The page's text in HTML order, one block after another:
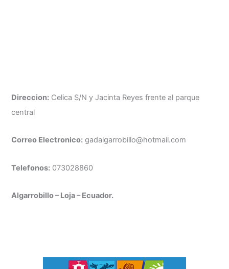
Direccion: Celica S/N y Jacinta Reyes frente al parque
central
Correo Electronico: gadalgarrobillo@hotmail.com
Telefonos: 073028860
Algarrobillo – Loja – Ecuador.